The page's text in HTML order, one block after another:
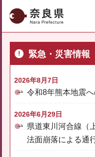
奈良県
緊急・災害情報
2026年8月7日
令和8年熊本地震
2026年6月29日
県道東川河合線（
法面崩落による通